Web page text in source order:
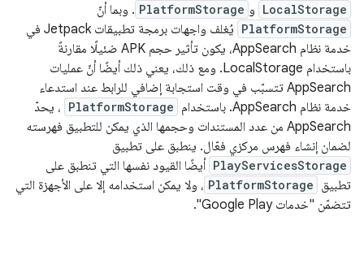
LocalStorage و PlatformStorage . وبما أنّ
PlatformStorage
يُغلف واجهات برمجة تطبيقات Jetpack في
خدمة نظام AppSearch، يكون تأثير حجم APK ضئيلًا مقارنةً
باستخدام LocalStorage. ومع ذلك، يعني ذلك أيضًا أنّ عمليات
AppSearch تتسبّب في وقت استجابة إضافي للرابط عند استدعاء
خدمة نظام AppSearch. باستخدام
PlatformStorage ، يحدّ
AppSearch من عدد المستندات وحجمها الذي يمكن للتطبيق فهرسته
لضمان إنشاء فهرس مركزي فعّال. ينطبق على تطبيق
PlayServicesStorage أيضًا القيود نفسها التي تنطبق على
تطبيق PlatformStorage ، ولا يمكن استخدامه إلا على الأجهزة التي
تتضمّن "خدمات Google Play".